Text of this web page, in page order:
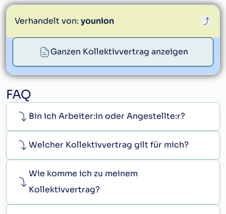
der Schwiegereltern und der Großeltern;
b) bei Eheschließung der eigenen Kinder.
(4) Im Ausmaß der tatsächlich versäumten
Arbeitszeit
c) bei Zahnbehandlung,
sofern dies nicht außerhalb der Arbeitszeit
möglich ist.
Theaterunternehmens unbedingt
Verschwiegenheit zu bewahren.
Ganzen Kollektivvertrag anzeigen
Verhandelt von: younion
FAQ
Bin ich Arbeiter:in oder Angestellte:r?
Welcher Kollektivvertrag gilt für mich?
Wie komme ich zu meinem
Kollektivvertrag?